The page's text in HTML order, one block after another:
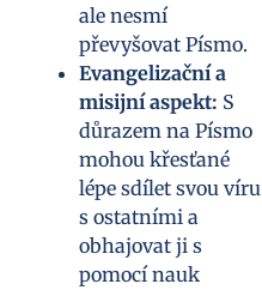
ale nesmí
převyšovat Písmo.
Evangelizační a
misijní aspekt: S
důrazem na Písmo
mohou křesťané
lépe sdílet svou víru
s ostatními a
obhajovat ji s
pomocí nauk